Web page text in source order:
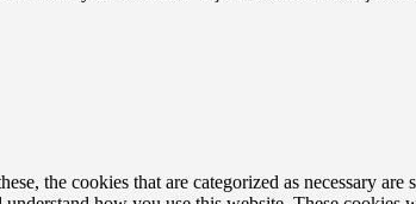
the cookies that are categorized as necessary are